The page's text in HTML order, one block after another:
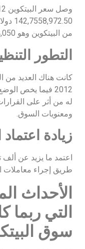
من البيتكوين وهو 10,614,050 بيتكوين.
التطور
كانت هناك العديد من
2012 فيما يخص
له من أثر على
ومعنويات السوق.
زيادة اعتماد
اعتمد ما يزيد عن
طريق إجراء معاملات
الأحداث
التي ربما
سوق